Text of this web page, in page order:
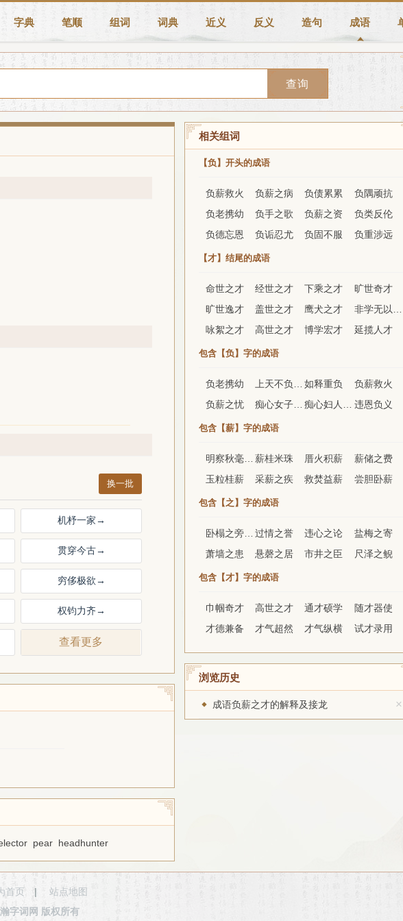
字典 笔顺 组词 词典 近义 反义 造句 成语
查询
换一批
机杼一家→
贯穿今古→
穷侈极欲→
权钧力齐→
查看更多
pear headhunter
相关组词
【负】开头的成语
负薪救火 负薪之病 负债累累
负隅顽抗
负老携幼
负手之歌 负薪之资
负类反伦
负德忘恩
负诟忍尤 负固不服 负重涉远
【才】结尾的成语
命世之才 经世之才 下乘之才
旷世奇才
旷世逸才
盖世之才 鹰犬之才
咏絮之才
高世之才 博学宏才 延揽人才
包含【负】字的成语
负老携幼 如释重负
负薪救火
负薪之忧
痴心女子负心汉 违恩负义
包含【薪】字的成语
明察秋毫之末，而不见舆薪 薪桂米珠 厝火积薪
薪储之费
玉粒桂薪
采薪之疾 救焚益薪 尝胆卧薪
包含【之】字的成语
卧榻之旁，岂容他人鼾睡 过情之誉 违心之论
盐梅之寄
萧墙之患
悬磬之居 市井之臣 尺泽之鲵
包含【才】字的成语
巾帼奇才 高世之才 通才硕学
随才器使
才德兼备
才气超然 才气纵横 试才录用
浏览历史
成语负薪之才的解释及接龙 ×
首页 |
站点地图
字词网 版权所有